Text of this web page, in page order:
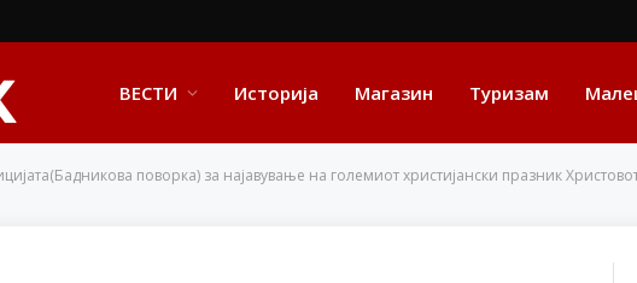
ВЕСТИ Историја Магазин Туризам
поворка) за најавување на големиот христијански празник